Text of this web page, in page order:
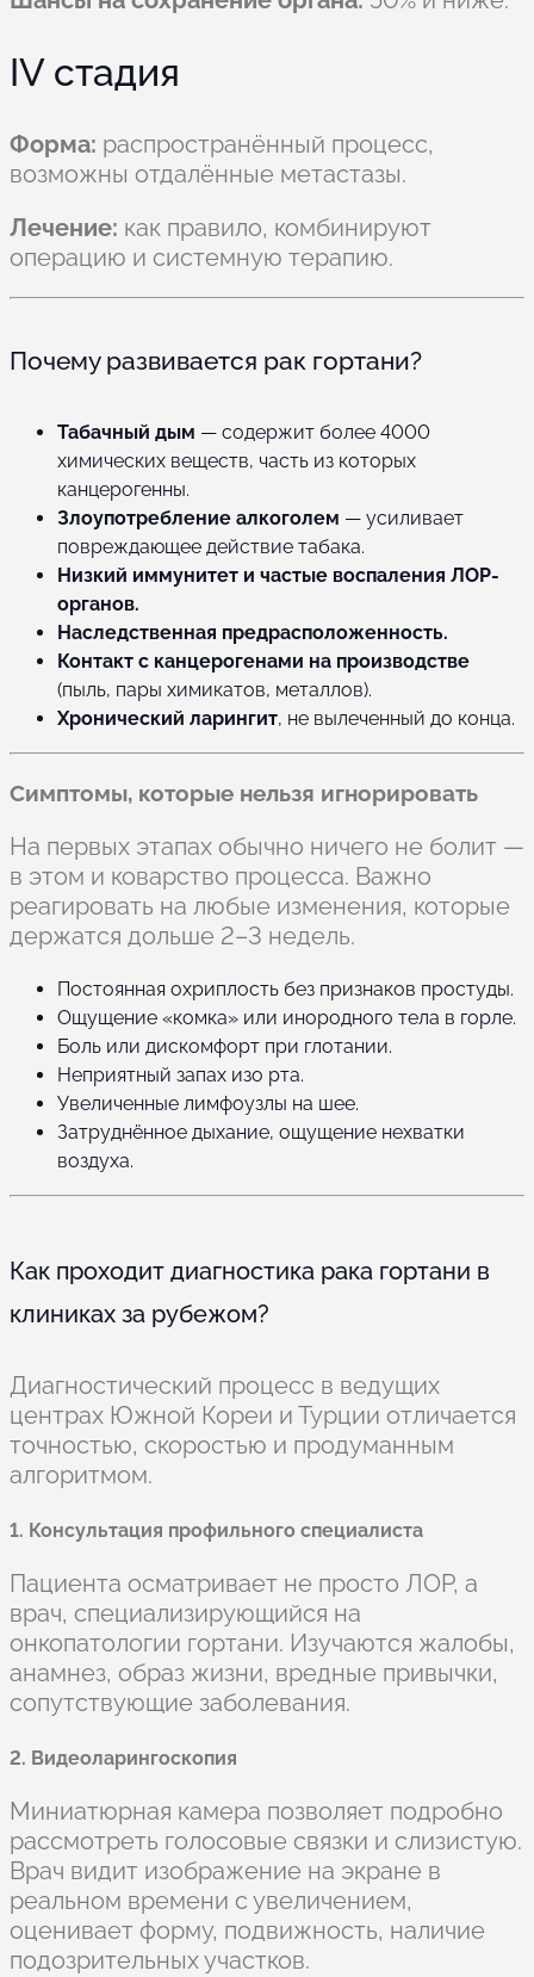
IV стадия
Форма: распространённый процесс,
возможны отдалённые метастазы.
Лечение: как правило, комбинируют
операцию и системную терапию.
Почему развивается рак гортани?
Табачный дым — содержит более 4000
химических веществ, часть из которых
канцерогенны.
Злоупотребление алкоголем — усиливает
повреждающее действие табака.
Низкий иммунитет и частые воспаления ЛОР-
органов.
Наследственная предрасположенность.
Контакт с канцерогенами на производстве
(пыль, пары химикатов, металлов).
Хронический ларингит, не вылеченный до конца.
Симптомы, которые нельзя игнорировать
На первых этапах обычно ничего не болит —
в этом и коварство процесса. Важно
реагировать на любые изменения, которые
держатся дольше 2–3 недель.
Постоянная охриплость без признаков простуды.
Ощущение «комка» или инородного тела в горле.
Боль или дискомфорт при глотании.
Неприятный запах изо рта.
Увеличенные лимфоузлы на шее.
Затруднённое дыхание, ощущение нехватки
воздуха.
Как проходит диагностика рака гортани в
клиниках за рубежом?
Диагностический процесс в ведущих
центрах Южной Кореи и Турции отличается
точностью, скоростью и продуманным
алгоритмом.
1. Консультация профильного специалиста
Пациента осматривает не просто ЛОР, а
врач, специализирующийся на
онкопатологии гортани. Изучаются жалобы,
анамнез, образ жизни, вредные привычки,
сопутствующие заболевания.
2. Видеоларингоскопия
Миниатюрная камера позволяет подробно
рассмотреть голосовые связки и слизистую.
Врач видит изображение на экране в
реальном времени с увеличением,
оценивает форму, подвижность, наличие
подозрительных участков.